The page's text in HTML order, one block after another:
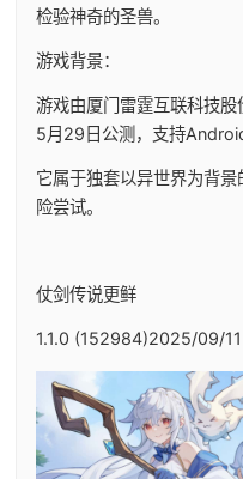
检验神奇的圣兽。
游戏背景：
游戏由厦门雷霆互联科技
5月29日公测，支持
它属于独套以异世界为背
险尝试。
仗剑传说更鲜
1.1.0 (152984)2025/09/11